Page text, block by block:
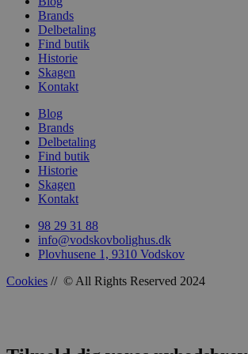
Brands
Delbetaling
Find butik
Historie
Skagen
Kontakt
Blog
Brands
Delbetaling
Find butik
Historie
Skagen
Kontakt
98 29 31 88
info@vodskovbolighus.dk
Plovhusene 1, 9310 Vodskov
Cookies // © All Rights Reserved 2024